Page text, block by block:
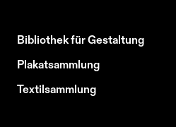
Bibliothek für Gestaltung
Plakatsammlung
Textilsammlung